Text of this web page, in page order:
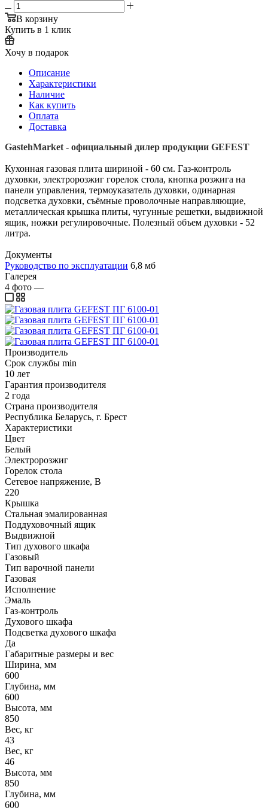
В корзину
Купить в 1 клик
Хочу в подарок
Описание
Характеристики
Наличие
Как купить
Оплата
Доставка
GastehMarket - официальный дилер продукции GEFEST
Кухонная газовая плита шириной - 60 см. Газ-контроль
духовки, электророзжиг горелок стола, кнопка розжига на
панели управления, термоуказатель духовки, одинарная
подсветка духовки, съёмные проволочные направляющие,
металлическая крышка плиты, чугунные решетки, выдвижной
ящик, ножки регулировочные. Полезный объем духовки - 52
литра.
Документы
Руководство по эксплуатации 6,8 мб
Галерея
4 фото —
Производитель
Срок службы min
10 лет
Гарантия производителя
2 года
Страна производителя
Республика Беларусь, г. Брест
Характеристики
Цвет
Белый
Электророзжиг
Горелок стола
Сетевое напряжение, В
220
Крышка
Стальная эмалированная
Поддуховочный ящик
Выдвижной
Тип духового шкафа
Газовый
Тип варочной панели
Газовая
Исполнение
Эмаль
Газ-контроль
Духового шкафа
Подсветка духового шкафа
Да
Габаритные размеры и вес
Ширина, мм
600
Глубина, мм
600
Высота, мм
850
Вес, кг
43
Вес, кг
46
Высота, мм
850
Глубина, мм
600